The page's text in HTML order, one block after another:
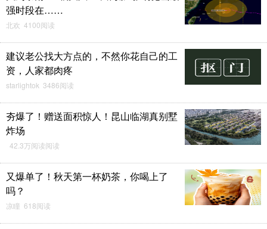
强时段在……
北欢 4100阅读
建议老公找大方点的，不然你花自己的工
资，人家都肉疼
starlightok 3486阅读
夯爆了！赠送面积惊人！昆山临湖真别墅
炸场
42.3万阅读阅读
又爆单了！秋天第一杯奶茶，你喝上了
吗？
凉瞳 618阅读